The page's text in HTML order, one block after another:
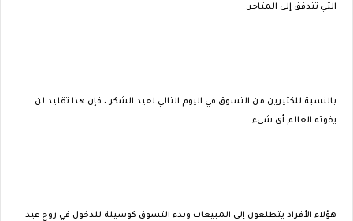
التي تتدفق إلى المتاجر.
بالنسبة للكثيرين من التسوق في اليوم التالي لعيد الشكر ، فإن هذا تقليد لن
يفوته العالم أي شيء.
هؤلاء الأفراد يتطلعون إلى المبيعات وبدء التسوق كوسيلة للدخول في روح عيد